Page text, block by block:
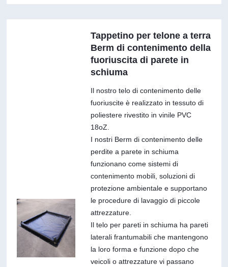
Tappetino per telone a terra
Berm di contenimento della
fuoriuscita di parete in
schiuma
Il nostro telo di contenimento delle
fuoriuscite è realizzato in tessuto di
poliestere rivestito in vinile PVC
18oZ.
I nostri Berm di contenimento delle
perdite a parete in schiuma
funzionano come sistemi di
contenimento mobili, soluzioni di
protezione ambientale e supportano
le procedure di lavaggio di piccole
attrezzature.
Il telo per pareti in schiuma ha pareti
laterali frantumabili che mantengono
la loro forma e funzione dopo che
veicoli o attrezzature vi passano